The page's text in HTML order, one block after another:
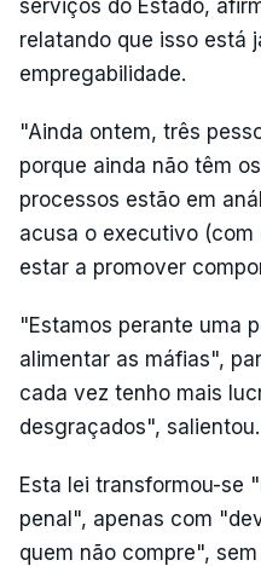
serviços do Estado,
relatando que isso está
empregabilidade.
"Ainda ontem, três
porque ainda não têm
processos estão em
acusa o executivo (com
estar a promover
"Estamos perante uma
alimentar as máfias",
cada vez tenho mais
desgraçados", salientou.
Esta lei transformou-se
penal", apenas com
quem não compre",